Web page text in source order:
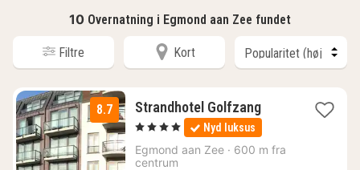
10 Overnatning i Egmond aan Zee fundet
Filtre Kort
8.7 Strandhotel Golfzang1
nat
fra
666
, 4 Stjerner Nyd luksus
Egmond aan Zee · 600 m fra
centrum